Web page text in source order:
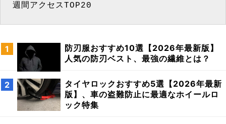
週間アクセスTOP20
防刃服おすすめ10選【2026年最新版】
人気の防刃ベスト、最強の繊維とは？
タイヤロックおすすめ5選【2026年最新
版】、車の盗難防止に最適なホイールロ
ック特集